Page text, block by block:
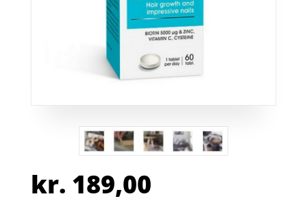
kr. 189,00